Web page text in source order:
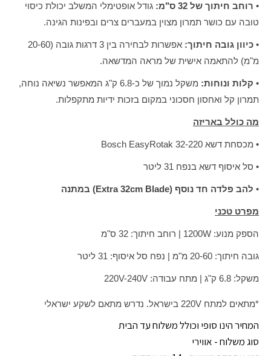
• רוחב חיתוך של 32 ס"מ:
גודל אופטימלי המשלב יכולת כיסוי
טובה עם כושר תמרון מצוין במעברים צרים ובפינות הגינה.
• כיוון גובה חיתוך:
אפשרות לבחירה בין 3 דרגות גובה (20-60
מ"מ) להתאמה אישית של מראה המדשאה.
• קלות ונוחות:
משקל נמוך של כ-6.8 ק"ג המאפשר נשיאה נוחה,
תמרון קל ואחסון חסכוני במקום בזכות ידיות מתקפלות.
מה כולל באריזה
• מכסחת דשא Bosch EasyRotak 32-220
• סל איסוף דשא בנפח 31 ליטר
• להב פלדה חד נוסף (Extra 32cm Blade) במתנה
מפרט טכני
הספק מנוע: 1200W | רוחב חיתוך: 32 ס"מ
גובה חיתוך: 20-60 מ"מ | נפח סל איסוף: 31 ליטר
משקל: 6.8 ק"ג | מתח עבודה: 220V-240V
*מתאים למתח 220V בישראל. נדרש מתאם לשקע ישראלי
המחיר הינו סופי וכולל משלוח עד הבית
סוג משלוח - אווירי